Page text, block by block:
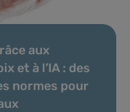
aux
et à l’IA : des
normes pour